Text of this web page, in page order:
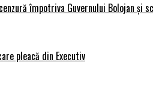
împotriva Guvernului Bolojan și
pleacă din Executiv